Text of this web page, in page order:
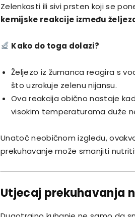
Zelenkasti ili sivi prsten koji se
kemijske reakcije između
Kako do toga dolazi?
Željezo iz žumanca reagira s
što uzrokuje zelenu nijansu.
Ova reakcija obično nastaje
visokim temperaturama duže
Unatoč neobičnom izgledu,
prekuhavanje može smanjiti
Utjecaj prekuhavanja